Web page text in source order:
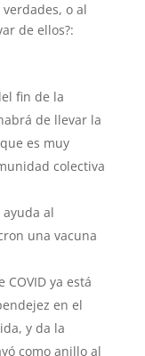
o al
de ellos?:
fin de la
de llevar la
es muy
colectiva
al
una vacuna
ya está
en el
y da la
como anillo al